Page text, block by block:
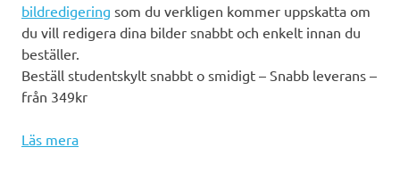
bildredigering som du verkligen kommer uppskatta om
du vill redigera dina bilder snabbt och enkelt innan du
beställer.
Beställ studentskylt snabbt o smidigt – Snabb leverans –
från 349kr
Läs mera